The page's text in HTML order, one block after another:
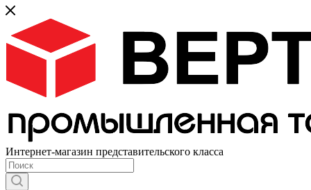
Интернет-магазин представительского класса